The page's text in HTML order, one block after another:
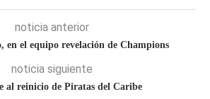
noticia anterior
en el equipo revelación de Champions
noticia siguiente
al reinicio de Piratas del Caribe